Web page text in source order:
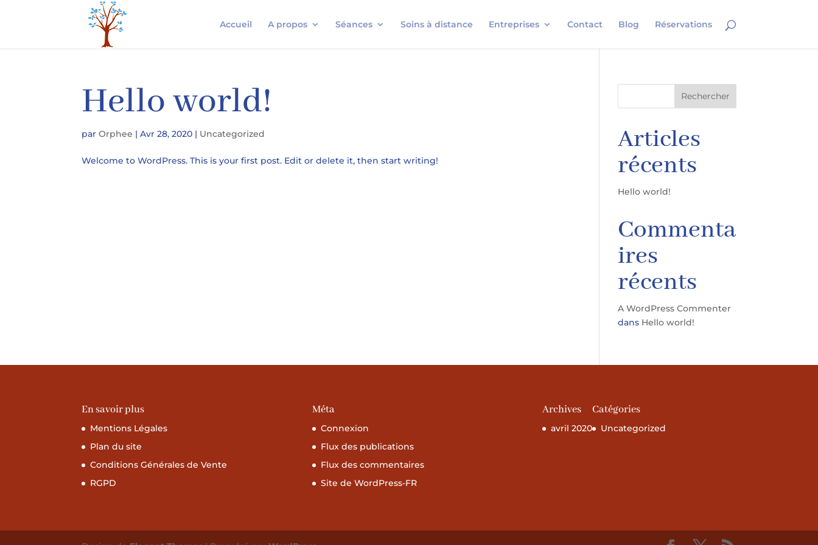
Accueil A propos Séances Soins à distance Entreprises Contact Blog Réservations
Hello world!
parOrphee |Avr 28, 2020 | Uncategorized
Welcome to WordPress. This is your first post. Edit or delete it, then start writing!
Articles
récents
Hello world!
Commenta
ires
récents
A WordPress Commenter
dans Hello world!
En savoir plus
Mentions Légales
Plan du site
Conditions Générales de Vente
RGPD
Méta
Connexion
Flux des publications
Flux des commentaires
Site de WordPress-FR
Archives
avril 2020
Catégories
Uncategorized